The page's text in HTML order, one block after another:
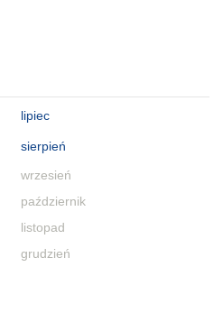
lipiec
sierpień
wrzesień
październik
listopad
grudzień